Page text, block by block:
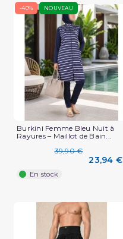
-40% NOUVEAU
Burkini Femme Bleu Nuit à
Rayures – Maillot de Bain...
39,90 €
23,94 €
En stock